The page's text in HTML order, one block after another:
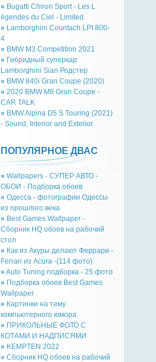
» Bugatti Chiron Sport - Les L
égendes du Ciel - Limited
» Lamborghini Countach LPI 800-
4
» BMW M3 Competition 2021
» Гибридный суперкар
Lamborghini Sian Родстер
» BMW 840i Gran Coupe (2020)
» 2020 BMW M8 Gran Coupe -
CAR TALK
» BMW Alpina D5 S Touring (2021)
- Sound, Interior and Exterior
ПОПУЛЯРНОЕ ДВАС
» Wallpapers - СУПЕР АВТО -
ОБОИ - Подборка обоев
» Одесса - фотографии Одессы
из прошлого века
» Best Games Wallpaper -
Сборник HQ обоев на рабочий
стол
» Как из Акуры делают Феррари -
Ferrari из Acura -(114 фото)
» Auto Tuning подборка - 25 фото
» Подборка обоев Best Games
Wallpaper
» Картинки на тему
компьютерного юмора
» ПРИКОЛЬНЫЕ ФОТО С
КОТАМИ И НАДПИСЯМИ
» KEMPTEN 2022
» Сборник HQ обоев на рабочий